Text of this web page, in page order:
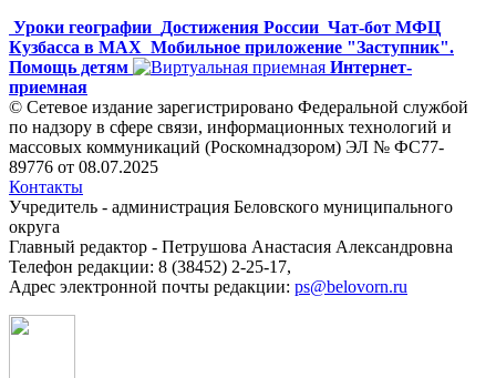
Уроки географии Достижения России Чат-бот МФЦ
Кузбасса в MAX Мобильное приложение "Заступник".
Помощь детям
Интернет-
приемная
© Сетевое издание зарегистрировано Федеральной службой
по надзору в сфере связи, информационных технологий и
массовых коммуникаций (Роскомнадзором) ЭЛ № ФС77-
89776 от 08.07.2025
Контакты
Учредитель - администрация Беловского муниципального
округа
Главный редактор - Петрушова Анастасия Александровна
Телефон редакции: 8 (38452) 2-25-17,
Адрес электронной почты редакции: ps@belovorn.ru